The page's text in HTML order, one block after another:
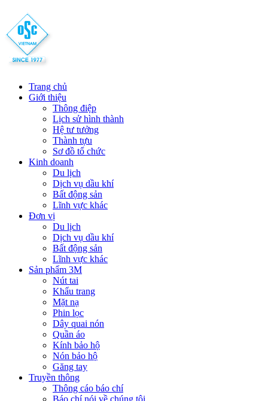
Trang chủ
Giới thiệu
Thông điệp
Lịch sử hình thành
Hệ tư tưởng
Thành tựu
Sơ đồ tổ chức
Kinh doanh
Du lịch
Dịch vụ dầu khí
Bất động sản
Lĩnh vực khác
Đơn vị
Du lịch
Dịch vụ dầu khí
Bất động sản
Lĩnh vực khác
Sản phẩm 3M
Nút tai
Khẩu trang
Mặt nạ
Phin lọc
Dây quai nón
Quần áo
Kính bảo hộ
Nón bảo hộ
Găng tay
Truyền thông
Thông cáo báo chí
Báo chí nói về chúng tôi